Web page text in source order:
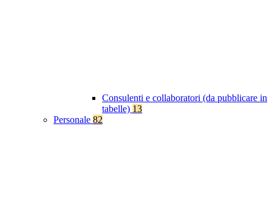
Consulenti e collaboratori (da pubblicare in
tabelle) 13
Personale 82